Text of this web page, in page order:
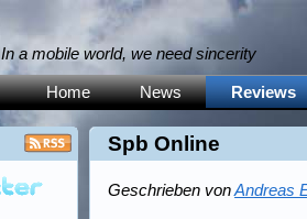
In a mobile world, we need sincerity
Home News Reviews
Spb Online
Geschrieben vonAndreas